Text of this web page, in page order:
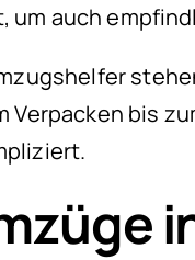
um auch
bis